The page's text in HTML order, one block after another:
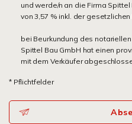
und werde/n an die Firma
von 3,57 % inkl. der
bei Beurkundung des
Spittel Bau GmbH hat einen
mit dem Verkäufer
* Pflichtfelder